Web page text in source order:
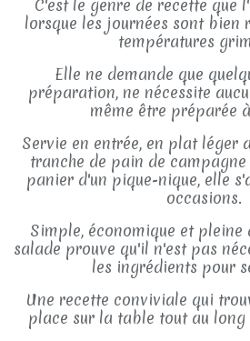
C'est le genre de recette que
lorsque les journées sont bien
températures
Elle ne demande que
préparation, ne nécessite
même être préparée
Servie en entrée, en plat léger
tranche de pain de
panier d'un pique-nique, elle
occasions.
Simple, économique et pleine
salade prouve qu'il n'est pas
les ingrédients pour
Une recette conviviale qui
place sur la table tout au long